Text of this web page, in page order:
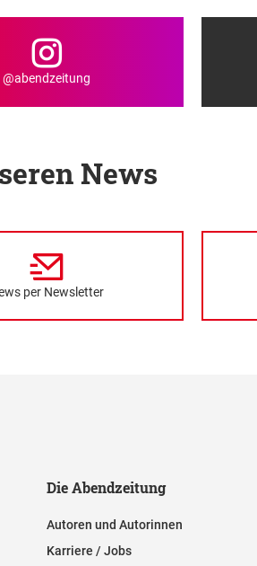
@abendzeitung
News
per Newsletter
Die Abendzeitung
Autoren und Autorinnen
Karriere / Jobs